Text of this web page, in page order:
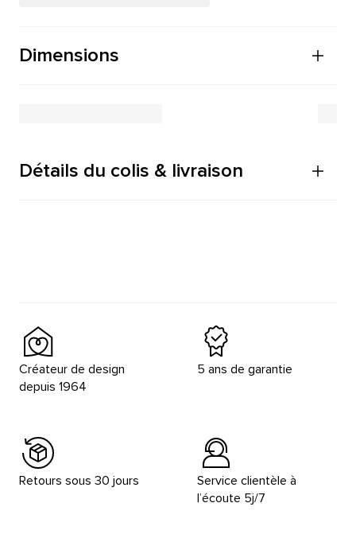
Dimensions
Détails du colis & livraison
Créateur de design
depuis 1964
5 ans de garantie
Retours sous 30 jours
Service clientèle à
l’écoute 5j/7